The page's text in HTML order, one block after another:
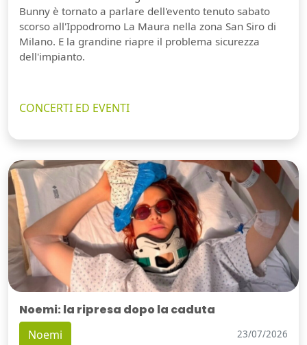
Bunny è tornato a parlare dell'evento tenuto sabato
scorso all'Ippodromo La Maura nella zona San Siro di
Milano. E la grandine riapre il problema sicurezza
dell'impianto.
CONCERTI ED EVENTI
Noemi: la ripresa dopo la caduta
Noemi 23/07/2026